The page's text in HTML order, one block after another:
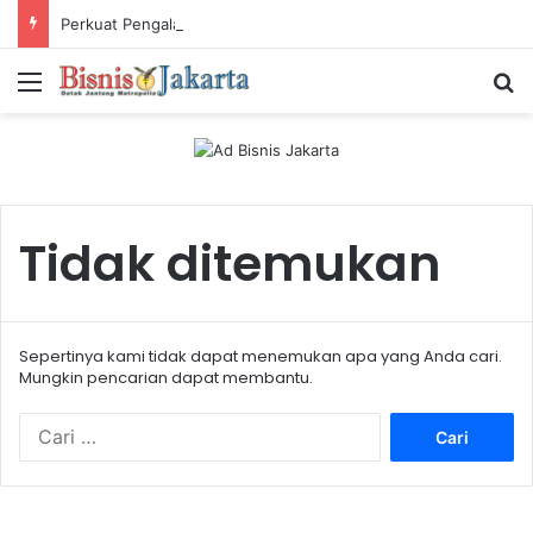
Menu
Tidak ditemukan
Sepertinya kami tidak dapat menemukan apa yang Anda cari.
Mungkin pencarian dapat membantu.